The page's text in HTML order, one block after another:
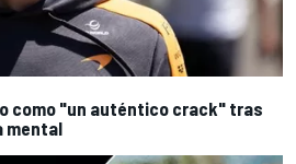
como "un auténtico crack" tras
mental